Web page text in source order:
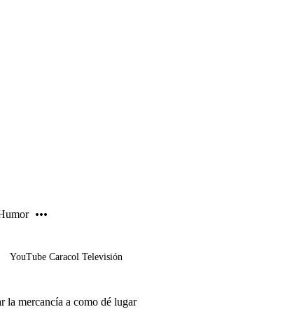
YouTube Caracol Televisión
la mercancía a como dé lugar